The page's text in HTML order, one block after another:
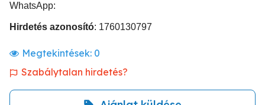
WhatsApp:
Hirdetés azonosító: 1760130797
Megtekintések: 0
Szabálytalan hirdetés?